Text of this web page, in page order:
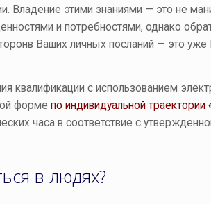
Владение этими знаниями — это не
и потребностями, однако
Ваших личных посланий — это
с использованием
форме по индивидуальной траектории
часа в соответствие с
в людях?